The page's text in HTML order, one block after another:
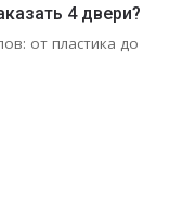
4 двери?
от пластика до